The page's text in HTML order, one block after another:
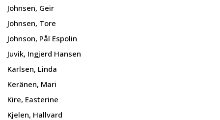
Johnsen, Geir
Johnsen, Tore
Johnson, Pål Espolin
Juvik, Ingjerd Hansen
Karlsen, Linda
Keränen, Mari
Kire, Easterine
Kjelen, Hallvard